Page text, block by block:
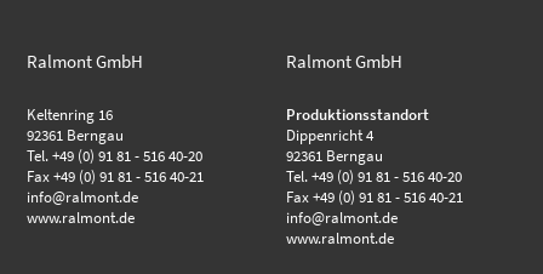
Ralmont GmbH
Keltenring 16
92361 Berngau
Tel. +49 (0) 91 81 - 516 40-20
Fax +49 (0) 91 81 - 516 40-21
info@ralmont.de
www.ralmont.de
Ralmont GmbH
Produktionsstandort
Dippenricht 4
92361 Berngau
Tel. +49 (0) 91 81 - 516 40-20
Fax +49 (0) 91 81 - 516 40-21
info@ralmont.de
www.ralmont.de